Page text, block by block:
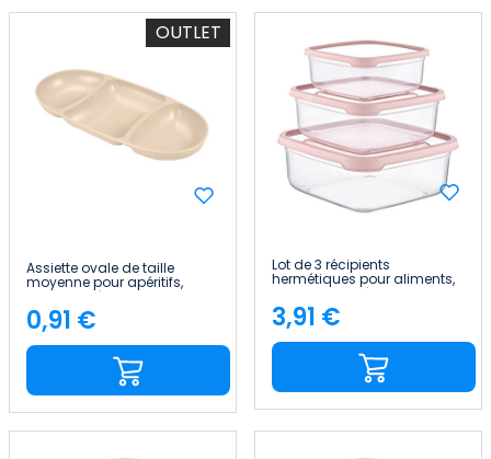
OUTLET
Assiette ovale de taille
moyenne pour apéritifs,
avec 3 alvéoles, couleurs
assorties 28.2x12.5x3cm
7house
Price
0,91 €
Lot de 3 récipients
hermétiques pour aliments,
de forme carrée 7house
Price
3,91 €